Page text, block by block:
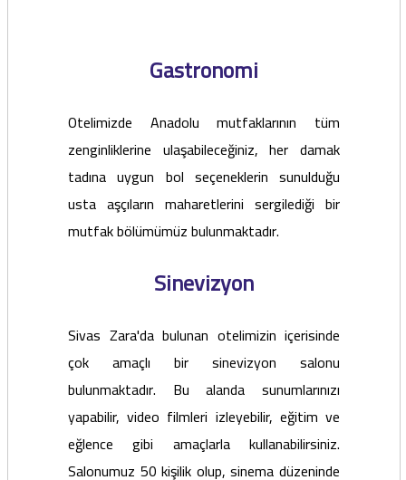
Gastronomi
Otelimizde Anadolu mutfaklarının tüm
zenginliklerine ulaşabileceğiniz, her damak
tadına uygun bol seçeneklerin sunulduğu
usta aşçıların maharetlerini sergilediği bir
mutfak bölümümüz bulunmaktadır.
Sinevizyon
Sivas Zara'da bulunan otelimizin içerisinde
çok amaçlı bir sinevizyon salonu
bulunmaktadır. Bu alanda sunumlarınızı
yapabilir, video filmleri izleyebilir, eğitim ve
eğlence gibi amaçlarla kullanabilirsiniz.
Salonumuz 50 kişilik olup, sinema düzeninde